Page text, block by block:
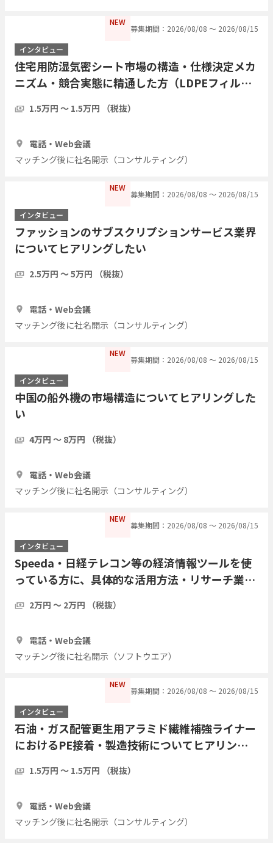
NEW
募集期間：2026/08/08 〜 2026/08/15
インタビュー
住宅用防湿気密シート市場の構造・仕様決定メカ
ニズム・競合実態に精通した方（LDPEフィル
グしたい
1.5万円 〜 1.5万円 （税抜）
電話・Web会議
マッチング後に社名開示（コンサルティング）
NEW
募集期間：2026/08/08 〜 2026/08/15
インタビュー
ファッションのサブスクリプションサービス業界
についてヒアリングしたい
2.5万円 〜 5万円 （税抜）
電話・Web会議
マッチング後に社名開示（コンサルティング）
NEW
募集期間：2026/08/08 〜 2026/08/15
インタビュー
中国の船外機の市場構造についてヒアリングした
い
4万円 〜 8万円 （税抜）
電話・Web会議
マッチング後に社名開示（コンサルティング）
NEW
募集期間：2026/08/08 〜 2026/08/15
インタビュー
Speeda・日経テレコン等の経済情報ツールを使
っている方に、具体的な活用方法・リサーチ業務
2万円 〜 2万円 （税抜）
電話・Web会議
マッチング後に社名開示（ソフトウエア）
NEW
募集期間：2026/08/08 〜 2026/08/15
インタビュー
石油・ガス配管更生用アラミド繊維補強ライナー
におけるPE接着・製造技術についてヒアリング
1.5万円 〜 1.5万円 （税抜）
電話・Web会議
マッチング後に社名開示（コンサルティング）